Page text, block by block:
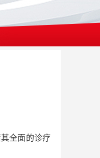
全面的诊疗